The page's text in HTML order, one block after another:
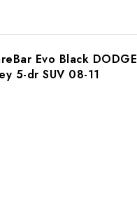
Evo Black DODGE
5-dr SUV 08-11